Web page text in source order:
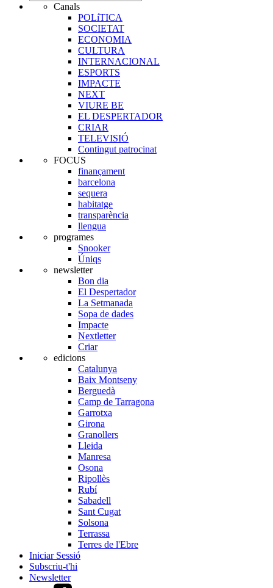
Canals
POLíTICA
SOCIETAT
ECONOMIA
CULTURA
INTERNACIONAL
ESPORTS
IMPACTE
NEXT
VIURE BE
EL DESPERTADOR
CRIAR
TELEVISIÓ
Contingut patrocinat
FOCUS
finançament
barcelona
sequera
habitatge
transparència
llengua
programes
Snooker
Úniqs
newsletter
Bon dia
El Despertador
La Setmanada
Sopa de dades
Impacte
Nextletter
Criar
edicions
Catalunya
Baix Montseny
Berguedà
Camp de Tarragona
Garrotxa
Girona
Granollers
Lleida
Manresa
Osona
Ripollès
Rubí
Sabadell
Sant Cugat
Solsona
Terrassa
Terres de l'Ebre
Iniciar Sessió
Subscriu-t'hi
Newsletter